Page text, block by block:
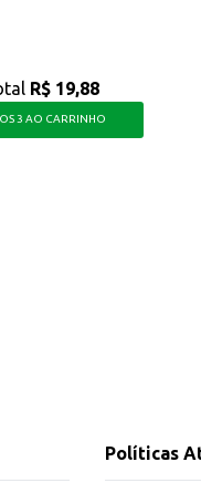
R$ 19,88
3 AO CARRINHO
Políticas